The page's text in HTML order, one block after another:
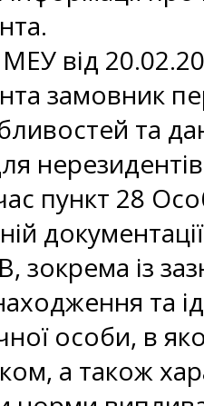
МЕУ від
замовник
та
пункт 28
зокрема із
та
особи, в
а також